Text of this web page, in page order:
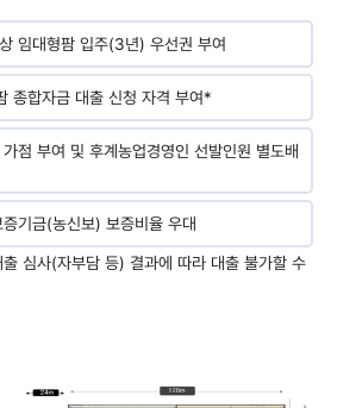
임대형팜 입주(3년) 우선권 부여
종합자금 대출 신청 자격 부여*
점 부여 및 후계농업경영인 선발인원 별도배
기금(농신보) 보증비율 우대
심사(자부담 등) 결과에 따라 대출 불가할 수